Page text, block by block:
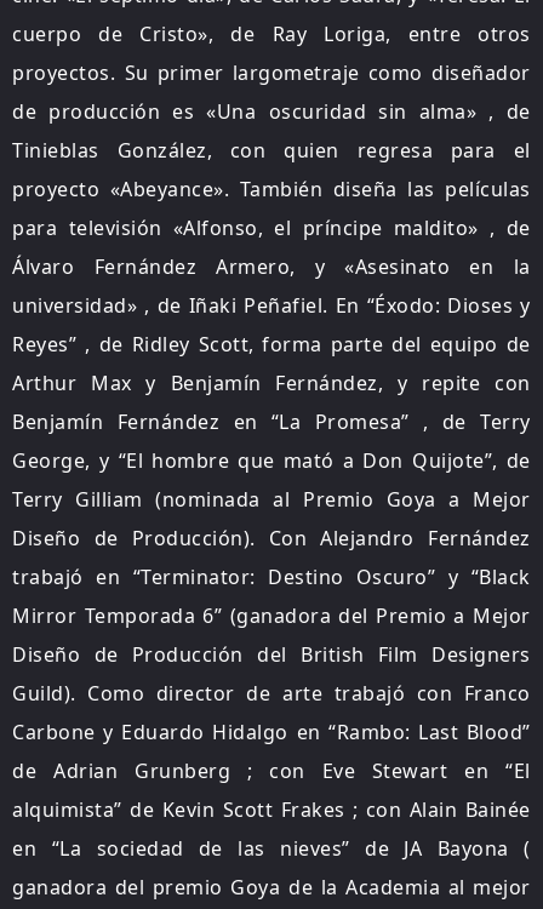
cuerpo de Cristo», de Ray Loriga, entre otros
proyectos. Su primer largometraje como diseñador
de producción es «Una oscuridad sin alma» , de
Tinieblas González, con quien regresa para el
proyecto «Abeyance». También diseña las películas
para televisión «Alfonso, el príncipe maldito» , de
Álvaro Fernández Armero, y «Asesinato en la
universidad» , de Iñaki Peñafiel. En “Éxodo: Dioses y
Reyes” , de Ridley Scott, forma parte del equipo de
Arthur Max y Benjamín Fernández, y repite con
Benjamín Fernández en “La Promesa” , de Terry
George, y “El hombre que mató a Don Quijote”, de
Terry Gilliam (nominada al Premio Goya a Mejor
Diseño de Producción). Con Alejandro Fernández
trabajó en “Terminator: Destino Oscuro” y “Black
Mirror Temporada 6” (ganadora del Premio a Mejor
Diseño de Producción del British Film Designers
Guild). Como director de arte trabajó con Franco
Carbone y Eduardo Hidalgo en “Rambo: Last Blood”
de Adrian Grunberg ; con Eve Stewart en “El
alquimista” de Kevin Scott Frakes ; con Alain Bainée
en “La sociedad de las nieves” de JA Bayona (
ganadora del premio Goya de la Academia al mejor